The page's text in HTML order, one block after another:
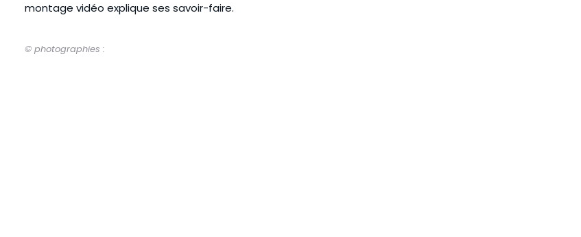
montage vidéo explique ses savoir-faire.
© photographies :